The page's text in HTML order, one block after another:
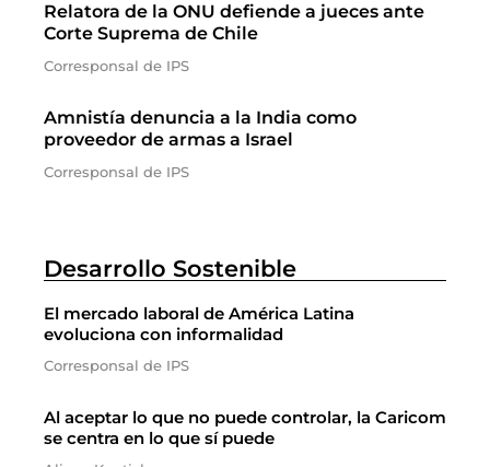
Relatora de la ONU defiende a jueces ante
Corte Suprema de Chile
Corresponsal de IPS
Amnistía denuncia a la India como
proveedor de armas a Israel
Corresponsal de IPS
Desarrollo Sostenible
El mercado laboral de América Latina
evoluciona con informalidad
Corresponsal de IPS
Al aceptar lo que no puede controlar, la Caricom
se centra en lo que sí puede